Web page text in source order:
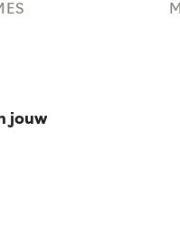
jouw